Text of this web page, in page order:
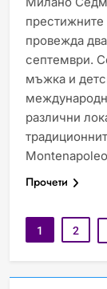
провежда
септември.
мъжка и
различни
Прочети
1 2